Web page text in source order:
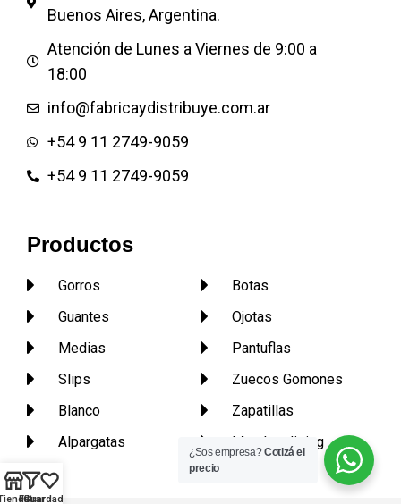
Buenos Aires, Argentina.
Atención de Lunes a Viernes de 9:00 a
18:00
info@fabricaydistribuye.com.ar
+54 9 11 2749-9059
+54 9 11 2749-9059
Productos
Gorros
Guantes
Medias
Slips
Blanco
Alpargatas
Botas
Ojotas
Pantuflas
Zuecos Gomones
Zapatillas
Merchandising
Filtrar
Guardados
¿Sos empresa?Cotizá el
precio